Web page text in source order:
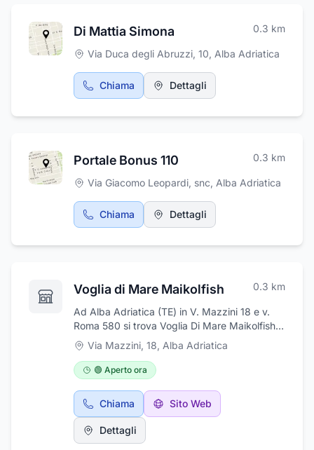
professionalità di “Commercialisti e Avvocati“,
lo Studio Di Matteo offre un’assistenza
integrata e interdisciplinare di qualità che
permette al cliente di avere un punto di
riferimento unitario per le principali aree di
competenza di cui l’impresa necessita. I
professionisti agiscono coordinando le
in termini di visione complessiva alle varie
Di Mattia Simona 0.3 km
Via Duca degli Abruzzi, 10, Alba Adriatica
Chiama Dettagli
Portale Bonus 110 0.3 km
Via Giacomo Leopardi, snc, Alba Adriatica
Chiama Dettagli
Voglia di Mare Maikolfish 0.3 km
Ad Alba Adriatica (TE) in V. Mazzini 18 e v.
Roma 580 si trova Voglia Di Mare Maikolfish
specializzata nell'offerta di prodotti surgelati.
Via Mazzini, 18, Alba Adriatica
🟢 Aperto ora
Chiama Sito Web
Dettagli